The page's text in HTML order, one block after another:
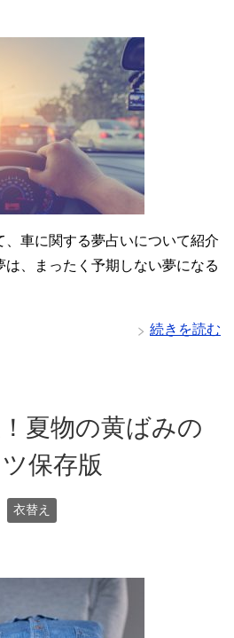
車に関する夢占いについて紹介
は、まったく予期しない夢になる
続きを読む
夏物の黄ばみの
保存版
衣替え